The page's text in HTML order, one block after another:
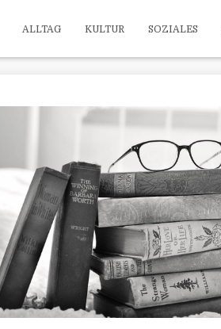
ALLTAG KULTUR SOZIALES